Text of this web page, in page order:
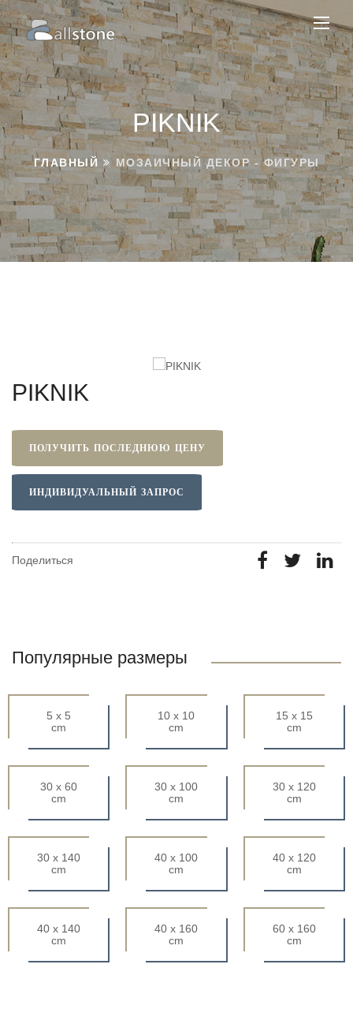
PIKNIK
ГЛАВНЫЙ МОЗАИЧНЫЙ ДЕКОР - ФИГУРЫ
PIKNIK
ПОЛУЧИТЬ ПОСЛЕДНЮЮ ЦЕНУ
ИНДИВИДУАЛЬНЫЙ ЗАПРОС
Поделиться
Популярные размеры
5 x 5
cm
10 x 10
cm
15 x 15
cm
30 x 60
cm
30 x 100
cm
30 x 120
cm
30 x 140
cm
40 x 100
cm
40 x 120
cm
40 x 140
cm
40 x 160
cm
60 x 160
cm